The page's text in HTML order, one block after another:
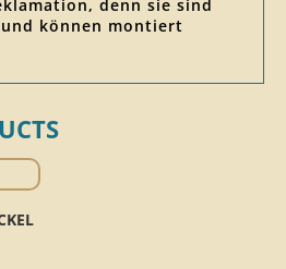
denn sie sind
können montiert